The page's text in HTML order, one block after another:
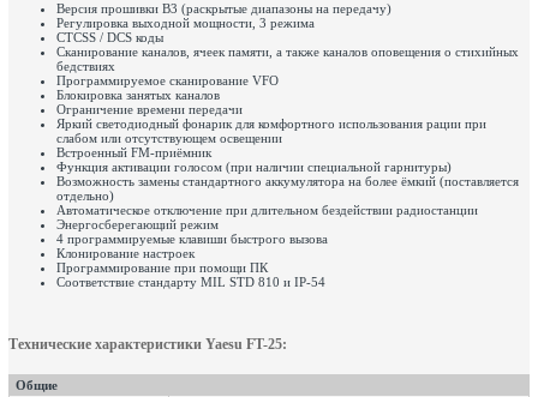
Версия прошивки B3 (раскрытые диапазоны на передачу)
Регулировка выходной мощности, 3 режима
CTCSS / DCS коды
Сканирование каналов, ячеек памяти, а также каналов оповещения о стихийных
бедствиях
Программируемое сканирование VFO
Блокировка занятых каналов
Ограничение времени передачи
Яркий светодиодный фонарик для комфортного использования рации при
слабом или отсутствующем освещении
Встроенный FM-приёмник
Функция активации голосом (при наличии специальной гарнитуры)
Возможность замены стандартного аккумулятора на более ёмкий (поставляется
отдельно)
Автоматическое отключение при длительном бездействии радиостанции
Энергосберегающий режим
4 программируемые клавиши быстрого вызова
Клонирование настроек
Программирование при помощи ПК
Соответствие стандарту MIL STD 810 и IP-54
Технические характеристики Yaesu FT-25:
Общие